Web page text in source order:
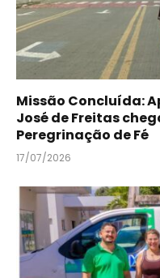
Missão Concluída:
José de Freitas
Peregrinação de Fé
17/07/2026